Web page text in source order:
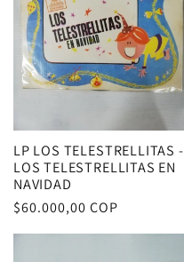
LP LOS TELESTRELLITAS -
LOS TELESTRELLITAS EN
NAVIDAD
Precio
$60.000,00 COP